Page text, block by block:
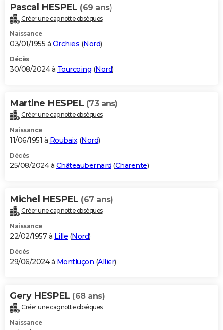
Pascal HESPEL (69 ans)
Créer une cagnotte obsèques
Naissance
03/01/1955 à Orchies (Nord)
Décès
30/08/2024 à Tourcoing (Nord)
Martine HESPEL (73 ans)
Créer une cagnotte obsèques
Naissance
11/06/1951 à Roubaix(Nord)
Décès
25/08/2024 à Châteaubernard (Charente)
Michel HESPEL (67 ans)
Créer une cagnotte obsèques
Naissance
22/02/1957 à Lille (Nord)
Décès
29/06/2024 à Montluçon (Allier)
Gery HESPEL (68 ans)
Créer une cagnotte obsèques
Naissance